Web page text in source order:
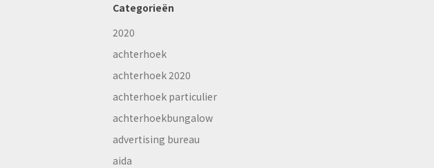
Categorieën
2020
achterhoek
achterhoek 2020
achterhoek particulier
achterhoekbungalow
advertising bureau
aida